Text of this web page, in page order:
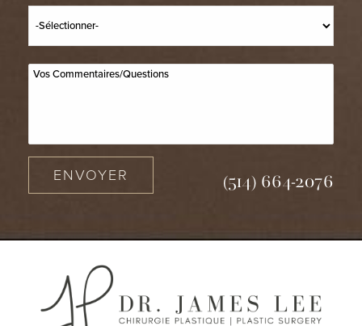
ENVOYER (514) 664-2076